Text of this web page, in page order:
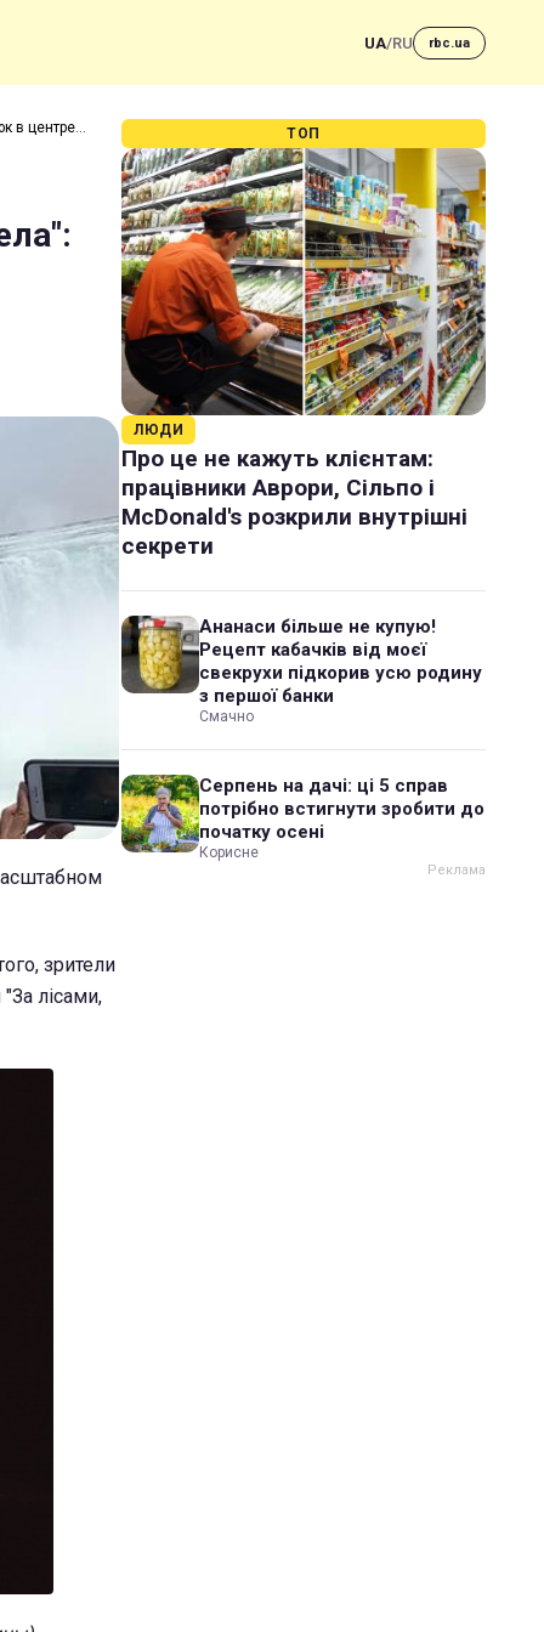
UA/RU rbc.ua
в центре
зрители
лісами,
ТОП
ЛЮДИ
Про це не кажуть клієнтам:
працівники Аврори, Сільпо і
McDonald's розкрили внутрішні
секрети
Ананаси більше не купую!
Рецепт кабачків від моєї
свекрухи підкорив усю родину
з першої банки
Смачно
Серпень на дачі: ці 5 справ
потрібно встигнути зробити до
початку осені
Корисне